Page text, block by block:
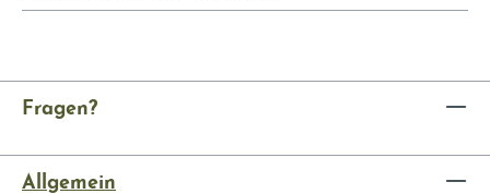
Fragen?
Allgemein